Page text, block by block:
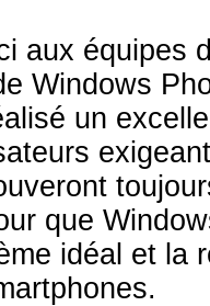
aux équipes
Windows
un
que
idéal et la